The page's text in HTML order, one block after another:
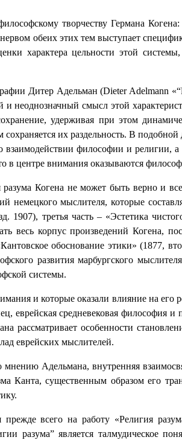
творчеству Германа
обеих этих тем выступает
характера цельности этой системы,
Дитер Адельман (Dieter Adelmann «“
и неоднозначный смысл этой
удерживая при этом
их раздельность. В
философии и религии, а
в центре внимания оказываются
Когена не может быть верно и
мыслителя, которые
1907), третья часть – «Эстетика
корпус произведений Когена,
обоснование этики» (1877,
развития марбургского
системы.
и которые оказали влияние на его
еврейская средневековая философия
рассматривает особенности
еврейских мыслителей.
Адельмана, внутренняя
Канта, существенным образом его
всего на работу «Религия
разума” является талмудическое